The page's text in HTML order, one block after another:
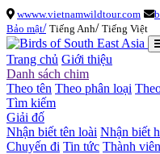
wwww.vietnamwildtour.com
Bảo mật/ Tiếng Anh/ Tiếng Việt
Trang chủ Giới thiệu
Danh sách chim
Theo tên Theo phân loại
Tìm kiếm
Giải đố
Nhận biết tên loài Nhận biết
Chuyến đi Tin tức Thành viên